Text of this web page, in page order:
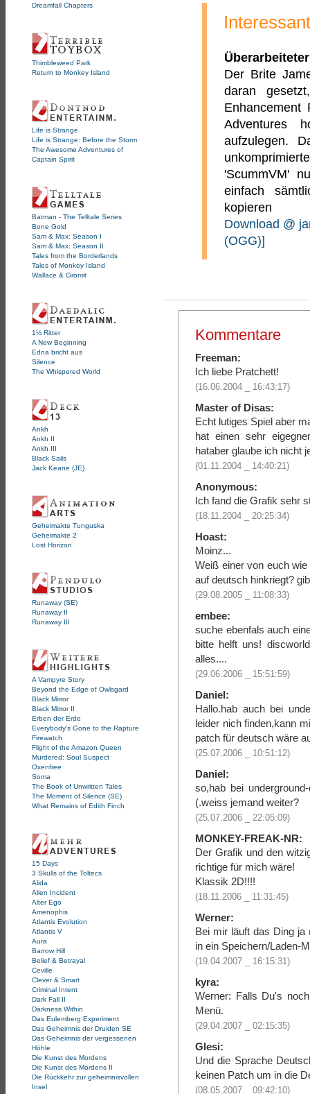
Dreamfall Chapters
Thimbleweed Park
Return to Monkey Island
Life is Strange
Life is Strange: Before the Storm
The Awesome Adventures of
Captain Spirit
Batman - The Telltale Series
Bone Gold
Sam & Max: Season I
Sam & Max: Season II
Tales from the Borderlands
Tales of Monkey Island
Wallace & Gromit
1½ Ritter
A New Beginning
Edna bricht aus
Silence
The Whispered World
Ankh
Ankh II
Ankh III
Black Sails
Jack Keane (JE)
Geheimakte Tunguska
Geheimakte 2
Lost Horizon
Runaway (SE)
Runaway II
Runaway III
A Vampyre Story
Beyond the Edge of Owlsgard
Black Mirror
Black Mirror II
Erben der Erde
Everybody's Gone to the Rapture
Firewatch
Flight of the Amazon Queen
Murdered: Soul Suspect
Oxenfree
Soma
The Book of Unwritten Tales
The Moment of Silence (SE)
What Remains of Edith Finch
15 Days
3 Skulls of the Toltecs
Alida
Alien Incident
Alter Ego
Amenophis
Atlantis Evolution
Atlantis V
Aura
Barrow Hill
Belief & Betrayal
Ceville
Clever & Smart
Criminal Intent
Dark Fall II
Darkness Within
Das Eulemberg Experiment
Das Geheimnis der Druiden SE
Das Geheimnis der vergessenen
Höhle
Die Kunst des Mordens
Die Kunst des Mordens II
Die Rückkehr zur geheimnisvollen
Insel
Der Brite
daran
Enhancement
Adventures
aufzulegen.
'ScummVM'
einfach
kopieren
Download @
(OGG)]
Kommentare
Freeman:
Ich liebe Pratchett!
(16.06.2004 _ 16:43:17)
Master of Disas:
Echt lutiges Spiel aber
hat einen sehr
hataber glaube ich nicht
(01.11.2004 _ 14:40:21)
Anonymous:
Ich fand die Grafik sehr
(18.11.2004 _ 20:25:34)
Hoast:
Moinz...
Weiß einer von euch
auf deutsch hinkriegt?
(29.08.2005 _ 11:08:33)
embee:
suche ebenfals auch
bitte helft uns!
alles....
(29.06.2006 _ 15:51:59)
Daniel:
Hallo.hab auch bei
leider nich finden,kann
patch für deutsch wäre
(25.07.2006 _ 10:51:12)
Daniel:
so,hab bei
(.weiss jemand weiter?
(25.07.2006 _ 22:05:09)
MONKEY-FREAK-NR:
Der Grafik und den
richtige für mich wäre!
Klassik 2D!!!!
(18.11.2006 _ 11:31:45)
Werner:
Bei mir läuft das Ding
in ein Speichern/Laden-
(19.04.2007 _ 16:15:31)
kyra:
Werner: Falls Du's
Menü.
(29.04.2007 _ 02:15:35)
Glesi:
Und die Sprache
keinen Patch um in die
(08.05.2007 _ 09:42:10)